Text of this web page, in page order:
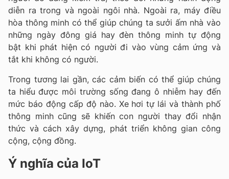
diễn ra trong và ngoài ngôi nhà. Ngoài ra, máy điều
hòa thông minh có thể giúp chúng ta sưởi ấm nhà vào
những ngày đông giá hay đèn thông minh tự động
bật khi phát hiện có người đi vào vùng cảm ứng và
tắt khi không có người.
Trong tương lai gần, các cảm biến có thể giúp chúng
ta hiểu được môi trường sống đang ô nhiễm hay đến
mức báo động cấp độ nào. Xe hơi tự lái và thành phố
thông minh cũng sẽ khiến con người thay đổi nhận
thức và cách xây dựng, phát triển không gian công
cộng, cộng đồng.
Ý nghĩa của IoT